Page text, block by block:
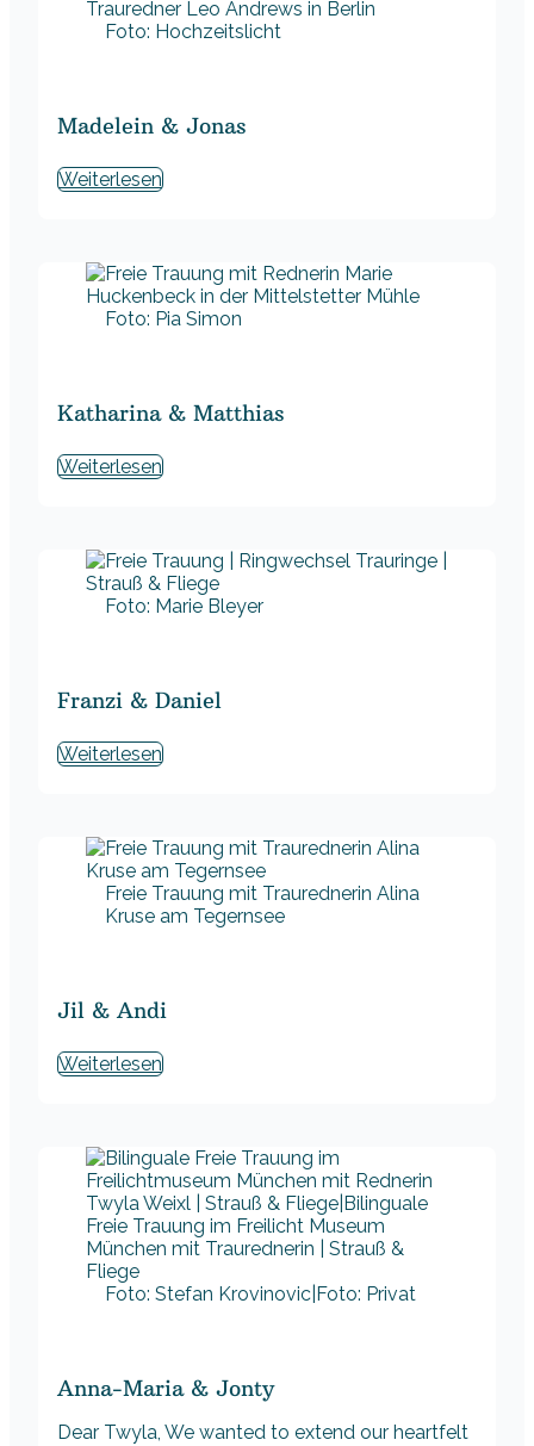
Foto: Hochzeitslicht
Madelein & Jonas
Weiterlesen
Foto: Pia Simon
Katharina & Matthias
Weiterlesen
Foto: Marie Bleyer
Franzi & Daniel
Weiterlesen
Freie Trauung mit Traurednerin Alina
Kruse am Tegernsee
Jil & Andi
Weiterlesen
Foto: Stefan Krovinovic|Foto: Privat
Anna-Maria & Jonty
Dear Twyla, We wanted to extend our heartfelt